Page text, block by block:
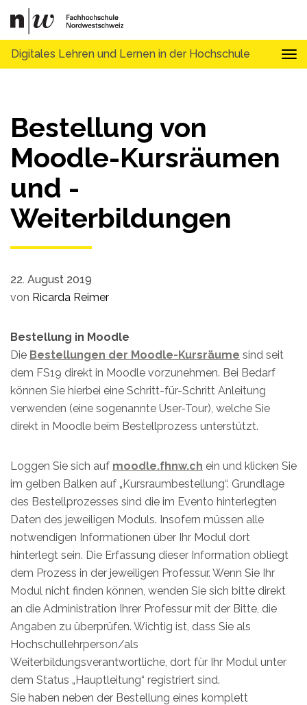
Digitales Lehren und Lernen in der Hochschule
Bestellung von
Moodle-Kursräumen
und -
Weiterbildungen
22. August 2019
von Ricarda Reimer
Bestellung in Moodle
Die Bestellungen der Moodle-Kursräume sind seit
dem FS19 direkt in Moodle vorzunehmen. Bei Bedarf
können Sie hierbei eine Schritt-für-Schritt Anleitung
verwenden (eine sogenannte User-Tour), welche Sie
direkt in Moodle beim Bestellprozess unterstützt.
Loggen Sie sich auf moodle.fhnw.ch ein und klicken Sie
im gelben Balken auf „Kursraumbestellung“. Grundlage
des Bestellprozesses sind die im Evento hinterlegten
Daten des jeweiligen Moduls. Insofern müssen alle
notwendigen Informationen über Ihr Modul dort
hinterlegt sein. Die Erfassung dieser Information obliegt
dem Prozess in der jeweiligen Professur. Wenn Sie Ihr
Modul nicht finden können, wenden Sie sich bitte direkt
an die Administration Ihrer Professur mit der Bitte, die
Angaben zu überprüfen. Wichtig ist, dass Sie als
Hochschullehrperson/als
Weiterbildungsverantwortliche, dort für Ihr Modul unter
dem Status „Hauptleitung“ registriert sind.
Sie haben neben der Bestellung eines komplett